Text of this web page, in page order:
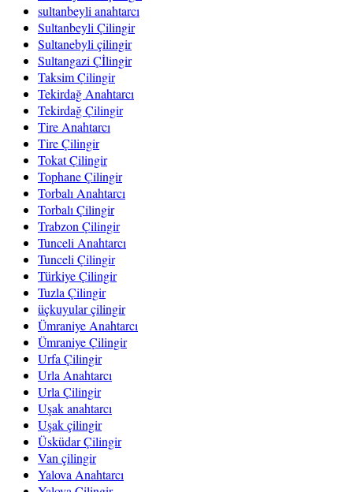
sultanbeyli anahtarcı
Sultanbeyli Çilingir
Sultanebyli çilingir
Sultangazi Çİlingir
Taksim Çilingir
Tekirdağ Anahtarcı
Tekirdağ Çilingir
Tire Anahtarcı
Tire Çilingir
Tokat Çilingir
Tophane Çilingir
Torbalı Anahtarcı
Torbalı Çilingir
Trabzon Çilingir
Tunceli Anahtarcı
Tunceli Çilingir
Türkiye Çilingir
Tuzla Çilingir
üçkuyular çilingir
Ümraniye Anahtarcı
Ümraniye Çilingir
Urfa Çilingir
Urla Anahtarcı
Urla Çilingir
Uşak anahtarcı
Uşak çilingir
Üsküdar Çilingir
Van çilingir
Yalova Anahtarcı